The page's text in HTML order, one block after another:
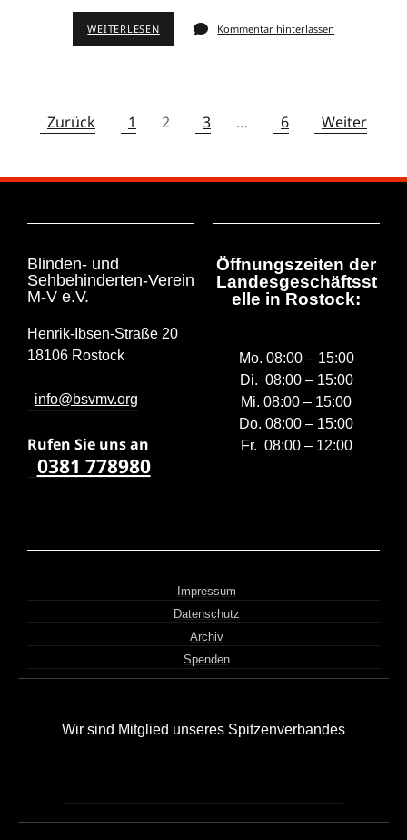
WEITERLESEN Kommentar hinterlassen
Zurück 1 2 3 … 6 Weiter
Blinden- und
Sehbehinderten-Verein
M-V e.V.
Henrik-Ibsen-Straße 20
18106 Rostock
info@bsvmv.org
Rufen Sie uns an
0381 778980
Öffnungszeiten der
Landesgeschäftsst
elle in Rostock:
Mo. 08:00 – 15:00
Di. 08:00 – 15:00
Mi. 08:00 – 15:00
Do. 08:00 – 15:00
Fr. 08:00 – 12:00
Impressum
Datenschutz
Archiv
Spenden
Wir sind Mitglied unseres Spitzenverbandes